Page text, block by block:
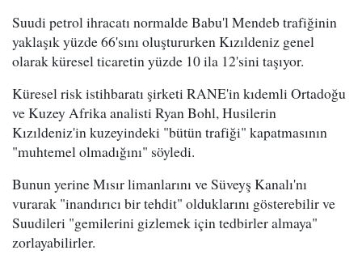
Suudi petrol ihracatı normalde Babu'l Mendeb trafiğinin
yaklaşık yüzde 66'sını oluştururken Kızıldeniz genel
olarak küresel ticaretin yüzde 10 ila 12'sini taşıyor.
Küresel risk istihbaratı şirketi RANE'in kıdemli Ortadoğu
ve Kuzey Afrika analisti Ryan Bohl, Husilerin
Kızıldeniz'in kuzeyindeki "bütün trafiği" kapatmasının
"muhtemel olmadığını" söyledi.
Bunun yerine Mısır limanlarını ve Süveyş Kanalı'nı
vurarak "inandırıcı bir tehdit" olduklarını gösterebilir ve
Suudileri "gemilerini gizlemek için tedbirler almaya"
zorlayabilirler.